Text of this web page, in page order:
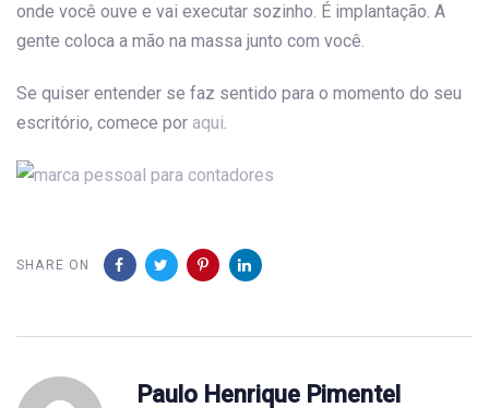
onde você ouve e vai executar sozinho. É implantação. A
gente coloca a mão na massa junto com você.
Se quiser entender se faz sentido para o momento do seu
escritório, comece por aqui.
SHARE ON
Paulo Henrique Pimentel